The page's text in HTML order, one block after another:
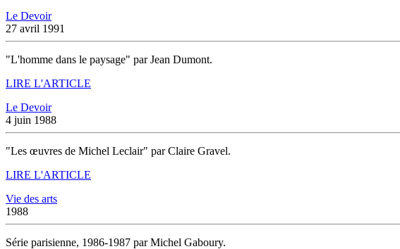
Le Devoir
27 avril 1991
"L'homme dans le paysage" par Jean Dumont.
LIRE L'ARTICLE
Le Devoir
4 juin 1988
"Les œuvres de Michel Leclair" par Claire Gravel.
LIRE L'ARTICLE
Vie des arts
1988
Série parisienne, 1986-1987 par Michel Gaboury.